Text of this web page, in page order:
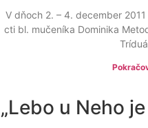
V dňoch 2. – 4. december
cti bl. mučeníka Dominika
„Lebo u Neho